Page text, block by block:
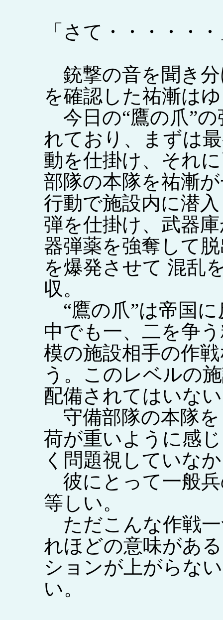
「さて・・・・・
銃撃の音を聞き
を確認した祐漸は
今日の“鷹の爪”の
れており、まずは
動を仕掛け、それ
部隊の本隊を祐漸
行動で施設内に潜
弾を仕掛け、武器
器弾薬を強奪して
を爆発させて 混乱
収。
“鷹の爪”は帝国
中でも一、二を争
模の施設相手の作
う。このレベルの
配備されてはいな
守備部隊の本隊
荷が重いように感
く問題視していな
彼にとって一般
等しい。
ただこんな作戦
れほどの意味があ
ションが上がらな
い。